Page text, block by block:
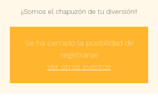
¡¡Somos el chapuzón de tu diversión!!
Se ha cerrado la posibilidad de
registrarse
Ver otros eventos